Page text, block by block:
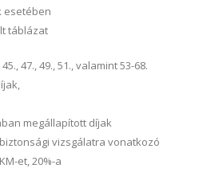
esetében
táblázat
45., 47., 49., 51., valamint 53-68.
megállapított díjak
vizsgálatra vonatkozó
et, 20%-a